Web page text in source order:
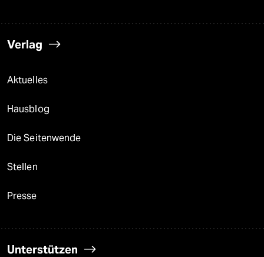
Verlag
Aktuelles
Hausblog
Die Seitenwende
Stellen
Presse
Unterstützen